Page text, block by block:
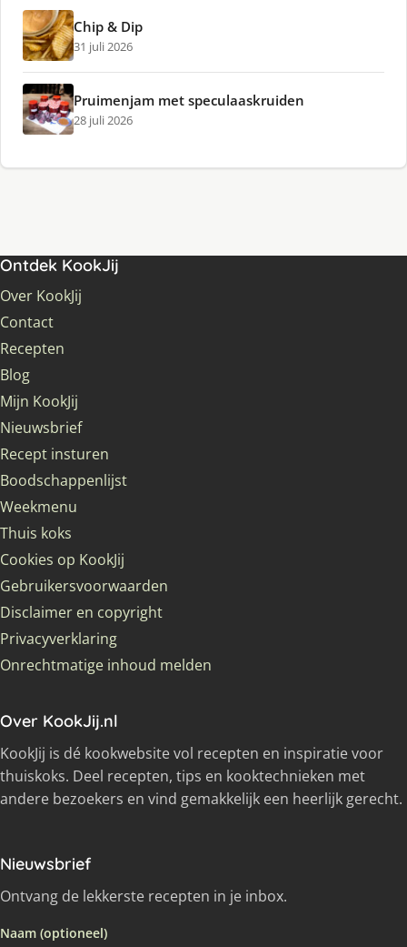
Chip & Dip
31 juli 2026
Pruimenjam met speculaaskruiden
28 juli 2026
Ontdek KookJij
Over KookJij
Contact
Recepten
Blog
Mijn KookJij
Nieuwsbrief
Recept insturen
Boodschappenlijst
Weekmenu
Thuis koks
Cookies op KookJij
Gebruikersvoorwaarden
Disclaimer en copyright
Privacyverklaring
Onrechtmatige inhoud melden
Over KookJij.nl
KookJij is dé kookwebsite vol recepten en inspiratie voor
thuiskoks. Deel recepten, tips en kooktechnieken met
andere bezoekers en vind gemakkelijk een heerlijk gerecht.
Nieuwsbrief
Ontvang de lekkerste recepten in je inbox.
Naam (optioneel)